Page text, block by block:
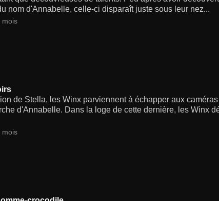
nom d'Annabelle, celle-ci disparaît juste sous leur nez...
mois
de Stella, les Winx parviennent à échapper aux
d'Annabelle. Dans la loge de cette dernière, les Winx
mois